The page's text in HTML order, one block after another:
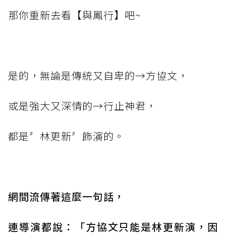
那你重新去看【與鳳行】吧~
是的，無論是傳統又自卑的→方協文，
或是強大又深情的→行止神君，
都是〞林更新〞飾演的。
網間流傳著這麼一句話，
連導演都說：「方協文只能是林更新演，因